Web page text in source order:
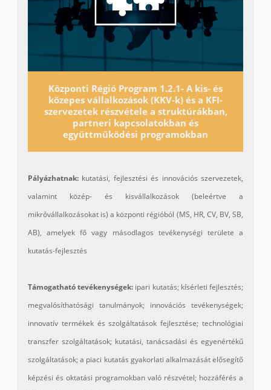
Központi Régió Program 1.2.1- A kis- és
közepes vállalkozások (KKV-k) és a KFI-
szervezetek részvétele a struktúrákban,
partneri kapcsolatokban és
együttműködési programokban
Pályázhatnak: kutatási, fejlesztési és innovációs szervezetek,
valamint közép- és kisvállalkozások (beleértve a
mikróvállalkozásokat is) a központi régióból (MS, HR, CV, BV, SB,
AB), amelyek fő vagy másodlagos tevékenységi területe a
kutatás-fejlesztés
Támogatható tevékenységek: ipari kutatás; kísérleti fejlesztés;
megvalósíthatósági tanulmányok; innovációs tevékenységek;
innovatív termékek és szolgáltatások fejlesztése; technológiai
transzfer szolgáltatások; kutatási, tanácsadási és egyenértékű
szolgáltatások; a piaci kutatás gyakorlati alkalmazását elősegítő
képzési és oktatási programokban való részvétel; hozzáférés a